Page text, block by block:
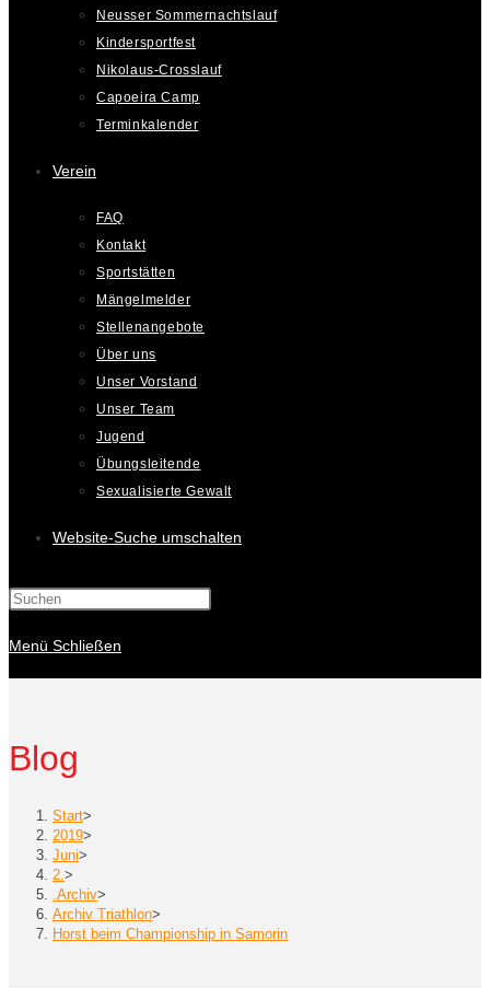
Neusser Sommernachtslauf
Kindersportfest
Nikolaus-Crosslauf
Capoeira Camp
Terminkalender
Verein
FAQ
Kontakt
Sportstätten
Mängelmelder
Stellenangebote
Über uns
Unser Vorstand
Unser Team
Jugend
Übungsleitende
Sexualisierte Gewalt
Website-Suche umschalten
Menü Schließen
Blog
Start>
2019>
Juni>
2. >
.Archiv>
Archiv Triathlon>
Horst beim Championship in Samorin